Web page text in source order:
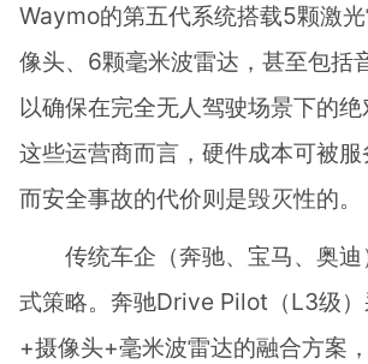
Waymo的第五代系统搭载5颗激
像头、6颗毫米波雷达，甚至包括
以确保在完全无人驾驶场景下的
这些运营商而言，硬件成本可被服
而安全事故的代价则是毁灭性的。
传统车企（奔驰、宝马、奥
式策略。奔驰Drive Pilot（L3级
+摄像头+毫米波雷达的融合方案